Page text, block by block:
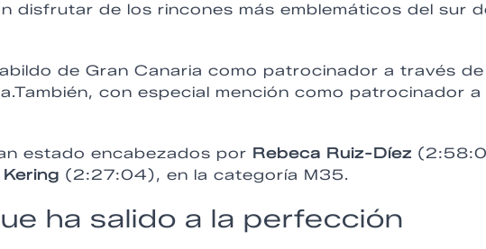
disfrutar de los rincones más emblemáticos del sur
de Gran Canaria como patrocinador a través de
con especial mención como patrocinador a
estado encabezados por Rebeca Ruiz-Díez
Kering (2:27:04), en la categoría M35.
ha salido a la perfección